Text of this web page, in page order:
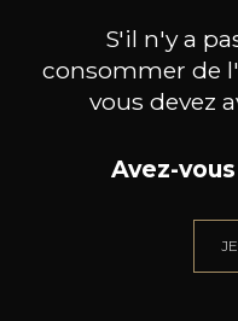
S'il n'y a
consommer de
vous devez
Avez-